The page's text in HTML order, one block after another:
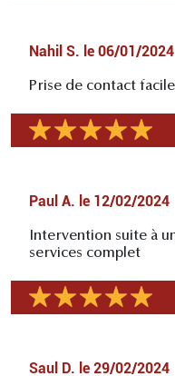
Nahil S. le 06/01/2024
Prise de contact
Paul A. le 12/02/2024
Intervention suite à
services complet
Saul D. le 29/02/2024